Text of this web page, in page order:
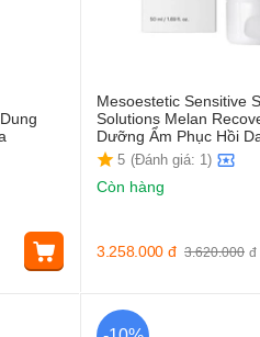
Mesoestetic Sensitive
Solutions Melan
Dưỡng Ẩm Phục Hồi
5 (Đánh giá: 1)
Còn hàng
3.620.000 đ
3.258.000 đ